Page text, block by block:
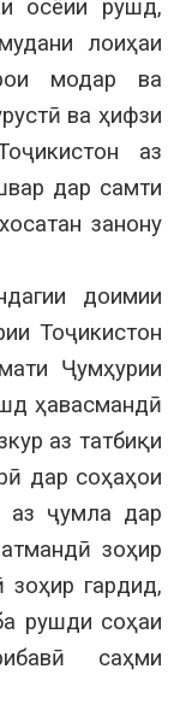
осёии рушд,
лоиҳаи
модар ва
ва ҳифзи
аз
дар самти
занону
доимии
Тоҷикистон
Ҷумҳурии
ҳавасмандӣ
аз татбиқи
дар соҳаҳои
аз ҷумла дар
зоҳир
гардид,
рушди соҳаи
саҳми